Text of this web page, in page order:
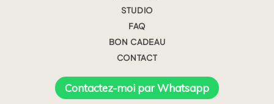
STUDIO
FAQ
BON CADEAU
CONTACT
Contactez-moi par Whatsapp